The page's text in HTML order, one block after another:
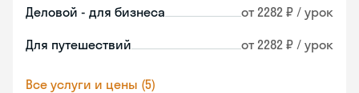
Деловой - для бизнеса от 2282 ₽ / урок
Для путешествий от 2282 ₽ / урок
Все услуги и цены (5)